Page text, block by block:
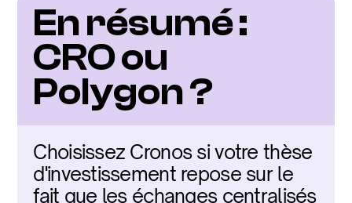
En résumé :
CRO ou
Polygon ?
Choisissez Cronos si votre thèse
d'investissement repose sur le
fait que les échanges centralisés